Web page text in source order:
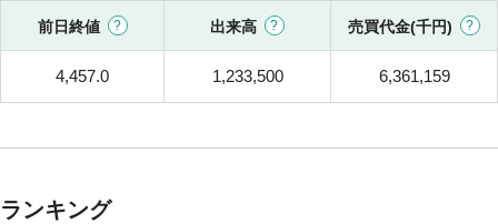
前日終値 出来高 売買代金(千円)
4,457.0 1,233,500 6,361,159
ランキング